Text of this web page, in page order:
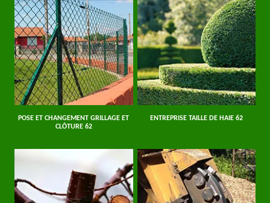
POSE ET CHANGEMENT GRILLAGE ET
CLÔTURE 62
ENTREPRISE TAILLE DE HAIE 62